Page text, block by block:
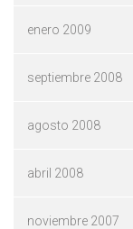
enero 2009
septiembre 2008
agosto 2008
abril 2008
noviembre 2007